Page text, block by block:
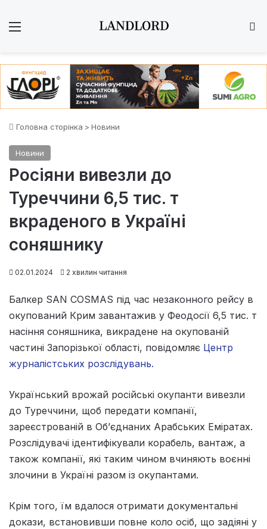
Головна сторінка > Новини
Новини
Росіяни вивезли до
Туреччини 6,5 тис. т
вкраденого в Україні
соняшнику
02.01.2024 2 хвилин читання
Балкер SAN COSMAS під час незаконного рейсу в
окупований Крим завантажив у Феодосії 6,5 тис. т
насіння соняшника, викрадене на окупованій
частині Запорізької області, повідомляє Центр
журналістських розслідувань.
Український врожай російські окупанти вивезли
до Туреччини, щоб передати компанії,
зареєстрованій в Об’єднаних Арабських Еміратах.
Розслідувачі ідентифікували корабель, вантаж, а
також компанії, які таким чином вчиняють воєнні
злочини в Україні разом із окупантами.
Крім того, їм вдалося отримати документальні
докази, встановивши повне коло осіб, що задіяні у